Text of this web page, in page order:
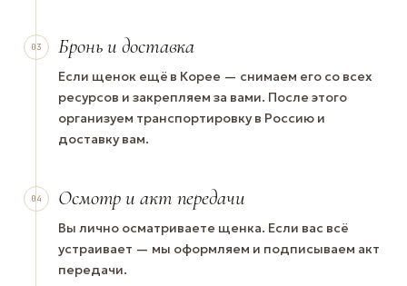
03 Бронь и доставка
Если щенок ещё в Корее — снимаем его со всех
ресурсов и закрепляем за вами. После этого
организуем транспортировку в Россию и
доставку вам.
04 Осмотр и акт передачи
Вы лично осматриваете щенка. Если вас всё
устраивает — мы оформляем и подписываем акт
передачи.